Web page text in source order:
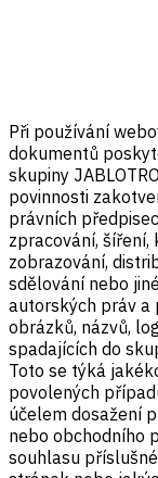
Při používání
dokumentů
skupiny
povinnosti
právních
zpracování, šíření,
zobrazování,
sdělování nebo
autorských práv a
obrázků, názvů,
spadajících do
Toto se týká
povolených
účelem dosažení
nebo obchodního
souhlasu